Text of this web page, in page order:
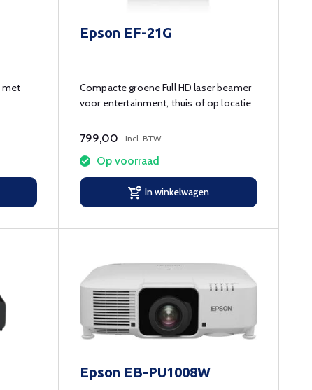
met
Epson EF-21G
Compacte groene Full HD laser beamer
voor entertainment, thuis of op locatie
799,00 Incl. BTW
Op voorraad
In winkelwagen
Epson EB-PU1008W